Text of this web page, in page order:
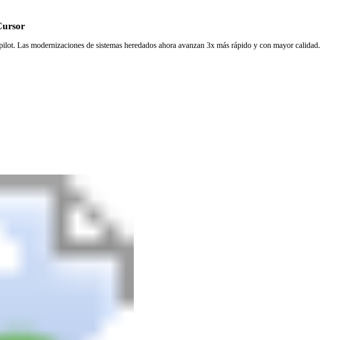
Las modernizaciones de sistemas heredados ahora avanzan 3x más rápido y con mayor calidad.